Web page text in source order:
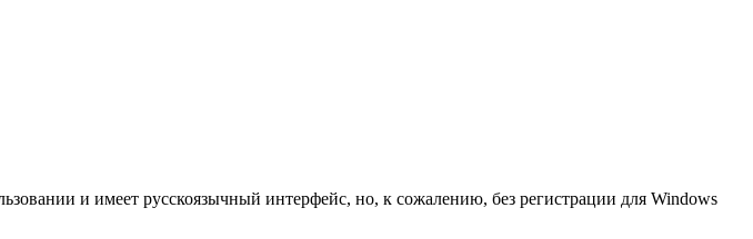
и имеет русскоязычный интерфейс, но, к сожалению, без регистрации для Windows